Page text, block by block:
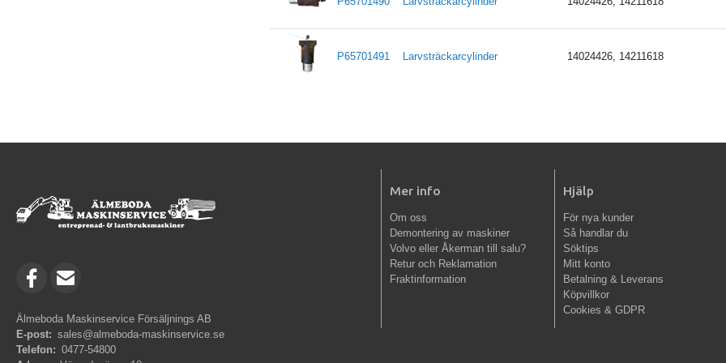
P65701491 Larvsträckarcylinder 14024426, 14211618
Älmeboda Maskinservice Försäljnings AB
E-post: sales@almeboda-maskinservice.se
Telefon: 0477-54800
Mer info
Om oss
Demontering av maskiner
Volvo eller Åkerman till salu?
Retur och Reklamation
Fraktinformation
Hjälp
För nya kunder
Så handlar du
Söktips
Mitt konto
Betalning & Leverans
Köpvillkor
Cookies & GDPR